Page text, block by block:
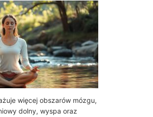
więcej obszarów mózgu,
dolny, wyspa oraz